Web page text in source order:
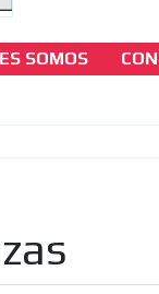
SOMOS